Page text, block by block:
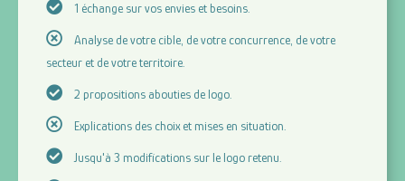
1 échange sur vos envies et besoins.
Analyse de votre cible, de votre concurrence, de votre
secteur et de votre territoire.
2 propositions abouties de logo.
Explications des choix et mises en situation.
Jusqu'à 3 modifications sur le logo retenu.